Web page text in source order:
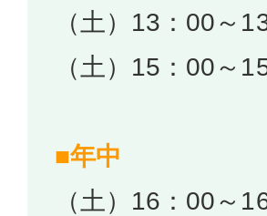
（土）13：00～
（土）15：00～
■年中
（土）16：00～